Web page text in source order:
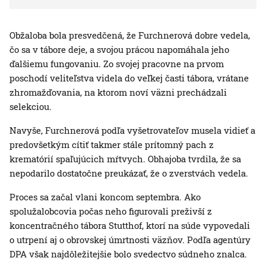
Obžaloba bola presvedčená, že Furchnerová dobre vedela,
čo sa v tábore deje, a svojou prácou napomáhala jeho
ďalšiemu fungovaniu. Zo svojej pracovne na prvom
poschodí veliteľstva videla do veľkej časti tábora, vrátane
zhromažďovania, na ktorom noví väzni prechádzali
selekciou.
Navyše, Furchnerová podľa vyšetrovateľov musela vidieť a
predovšetkým cítiť takmer stále prítomný pach z
krematórií spaľujúcich mŕtvych. Obhajoba tvrdila, že sa
nepodarilo dostatočne preukázať, že o zverstvách vedela.
Proces sa začal vlani koncom septembra. Ako
spolužalobcovia počas neho figurovali preživší z
koncentračného tábora Stutthof, ktorí na súde vypovedali
o utrpení aj o obrovskej úmrtnosti väzňov. Podľa agentúry
DPA však najdôležitejšie bolo svedectvo súdneho znalca.